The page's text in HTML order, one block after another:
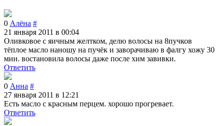
0 Алёна #
21 января 2011 в 00:04
Оливковое с яичным желтком, делю волосы на 8пучков
тёплое масло наношу на пучёк и заворачиваю в фалгу хожу 30
мин. востановила волосы даже после хим завивки.
Ответить
0 Анна #
27 января 2011 в 12:21
Есть масло с красным перцем. хорошо прогревает.
Ответить